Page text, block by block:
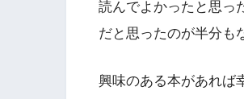
読んでよかったと思っ
だと思ったのが半分も
興味のある本があれば